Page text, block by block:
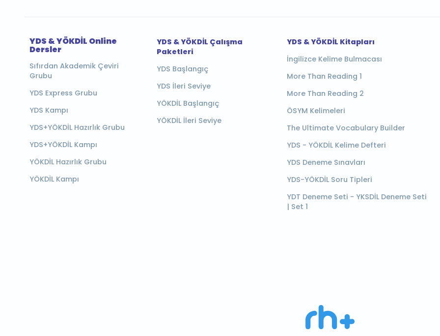
YDS & YÖKDİL Online
Dersler
Sıfırdan Akademik Çeviri
Grubu
YDS Express Grubu
YDS Kampı
YDS+YÖKDİL Hazırlık Grubu
YDS+YÖKDİL Kampı
YÖKDİL Hazırlık Grubu
YÖKDİL Kampı
YDS & YÖKDİL Çalışma
Paketleri
YDS Başlangıç
YDS İleri Seviye
YÖKDİL Başlangıç
YÖKDİL İleri Seviye
YDS & YÖKDİL Kitapları
İngilizce Kelime Bulmacası
More Than Reading 1
More Than Reading 2
ÖSYM Kelimeleri
The Ultimate Vocabulary Builder
YDS - YÖKDİL Kelime Defteri
YDS Deneme Sınavları
YDS-YÖKDİL Soru Tipleri
YDT Deneme Seti - YKSDİL Deneme Seti
| Set 1